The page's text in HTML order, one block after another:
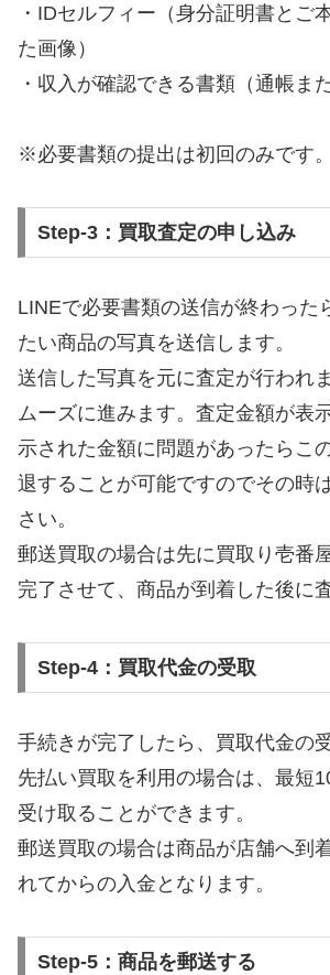
・IDセルフィー（身分証明書とご
た画像）
・収入が確認できる書類（通帳ま
※必要書類の提出は初回のみです。
Step-3：買取査定の申し込み
LINEで必要書類の送信が終わった
たい商品の写真を送信します。
送信した写真を元に査定が行われ
ムーズに進みます。査定金額が表
示された金額に問題があったらこ
退することが可能ですのでその時
さい。
郵送買取の場合は先に買取り壱番
完了させて、商品が到着した後に
Step-4：買取代金の受取
手続きが完了したら、買取代金の
先払い買取を利用の場合は、最短
受け取ることができます。
郵送買取の場合は商品が店舗へ到
れてからの入金となります。
Step-5：商品を郵送する